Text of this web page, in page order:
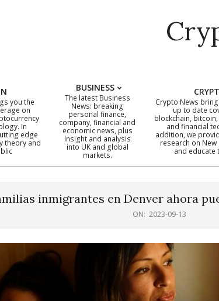
you the
on
In
edge
theory and
BUSINESS
The latest Business
News: breaking
personal finance,
company, financial and
economic news, plus
insight and analysis
into UK and global
markets.
Crypto News
up to date
blockchain,
and financial
addition, we
research on
and educate
inmigrantes en Denver ahora
ON: 2023-09-13